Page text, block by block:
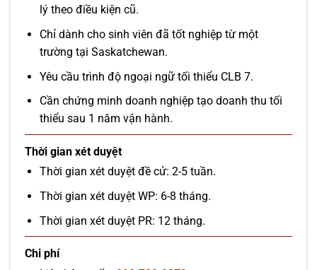
lý theo điều kiện cũ.
Chỉ dành cho sinh viên đã tốt nghiệp từ một
trường tại Saskatchewan.
Yêu cầu trình độ ngoại ngữ tối thiểu CLB 7.
Cần chứng minh doanh nghiệp tạo doanh thu tối
thiểu sau 1 năm vận hành.
Thời gian xét duyệt
Thời gian xét duyệt đề cử: 2-5 tuần.
Thời gian xét duyệt WP: 6-8 tháng.
Thời gian xét duyệt PR: 12 tháng.
Chi phí